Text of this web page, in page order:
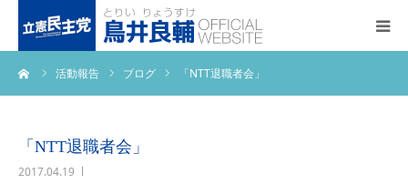
活動報告 ブログ 「NTT退職者会」
「NTT退職者会」
2017.04.19
トップページ
プロフィール